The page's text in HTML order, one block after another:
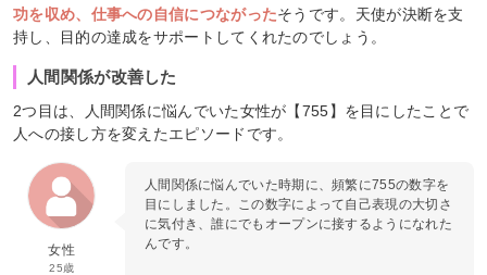
功を収め、仕事への自信につながったそうです。天使が決断を支
持し、目的の達成をサポートしてくれたのでしょう。
人間関係が改善した
2つ目は、人間関係に悩んでいた女性が【755】を目にしたことで
人への接し方を変えたエピソードです。
女性
25歳
人間関係に悩んでいた時期に、頻繁に755の数字を
目にしました。この数字によって自己表現の大切さ
に気付き、誰にでもオープンに接するようになれた
んです。